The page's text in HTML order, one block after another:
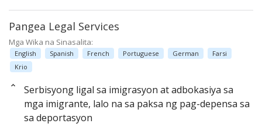
Pangea Legal Services
Mga Wika na Sinasalita:
English Spanish French Portuguese German
Farsi
Krio
Serbisyong ligal sa imigrasyon at adbokasiya sa
mga imigrante, lalo na sa paksa ng pag-depensa sa
sa deportasyon